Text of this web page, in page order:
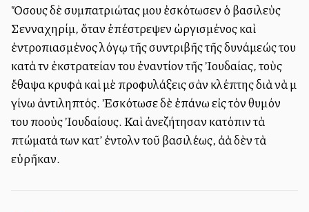
Ὅσους δὲ συμπατριώτας μου ἐσκότωσεν ὁ βασιλεὺς
Σενναχηρίμ, ὅταν ἐπέστρεψεν ὠργισμένος καὶ
ἐντροπιασμένος λόγῳ τῆς συντριβῆς τῆς δυνάμεώς του
κατὰ τὴν ἐκστρατείαν του ἐναντίον τῆς Ἰουδαίας, τοὺς
ἔθαψα κρυφὰ καὶ μὲ προφυλάξεις σὰν κλέπτης διὰ νὰ μὴ
γίνω ἀντιληπτός. Ἐσκότωσε δὲ ἐπάνω εἰς τὸν θυμόν
του πολλοὺς Ἰουδαίους. Καὶ ἀνεζήτησαν κατόπιν τὰ
πτώματά των κατ’ ἐντολὴν τοῦ βασιλέως, ἀλλὰ δὲν τὰ
εὑρῆκαν.